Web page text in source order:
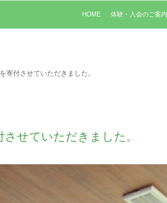
HOME 体験・入会のご案内
寄付させていただきました。
せていただきました。